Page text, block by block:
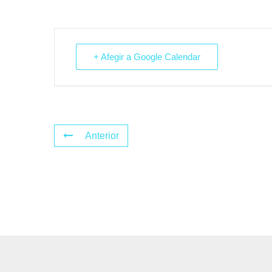
+ Afegir a Google Calendar
Anterior